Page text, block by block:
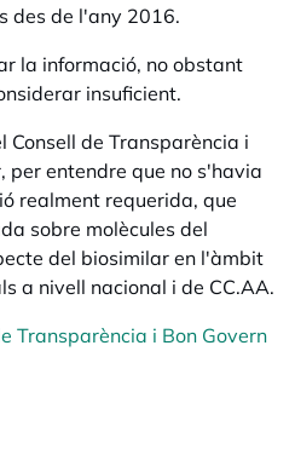
des de l'any 2016.
la informació, no obstant
insuficient.
Consell de Transparència i
per entendre que no s'havia
realment requerida, que
sobre molècules del
del biosimilar en l'àmbit
a nivell nacional i de CC.AA.
Transparència i Bon Govern